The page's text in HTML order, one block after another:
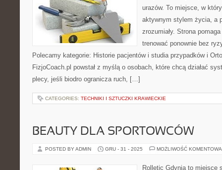
urazów. To miejsce, w
aktywnym stylem życia, a
zrozumiały. Strona
trenować ponownie bez
Polecamy kategorie: Historie pacjentów i studia przypadków i
FizjoCoach.pl powstał z myślą o osobach, które chcą działać
plecy, jeśli biodro ogranicza ruch, […]
CATEGORIES: TECHNIKI I SZTUCZKI KRAWIECKIE
BEAUTY DLA SPORTOWCÓW
POSTED BY ADMIN GRU - 31 - 2025 MOŻLIWOŚĆ
Rolletic Gdynia to miejsce